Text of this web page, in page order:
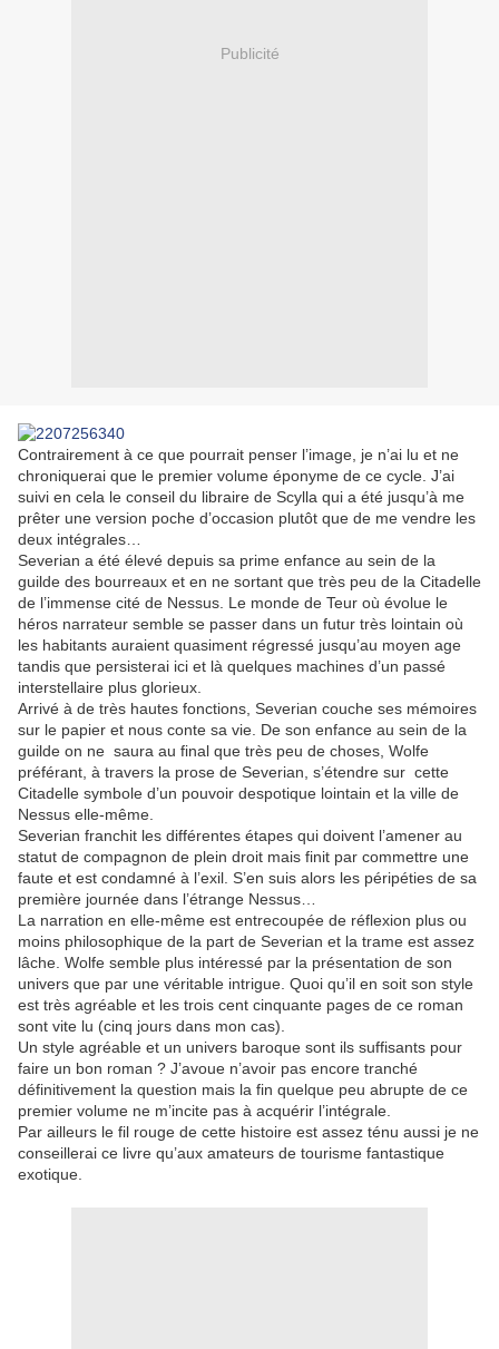
Publicité
Contrairement à ce que pourrait penser l’image, je n’ai lu et ne
chroniquerai que le premier volume éponyme de ce cycle. J’ai
suivi en cela le conseil du libraire de Scylla qui a été jusqu’à me
prêter une version poche d’occasion plutôt que de me vendre les
deux intégrales…
Severian a été élevé depuis sa prime enfance au sein de la
guilde des bourreaux et en ne sortant que très peu de la Citadelle
de l’immense cité de Nessus. Le monde de Teur où évolue le
héros narrateur semble se passer dans un futur très lointain où
les habitants auraient quasiment régressé jusqu’au moyen age
tandis que persisterai ici et là quelques machines d’un passé
interstellaire plus glorieux.
Arrivé à de très hautes fonctions, Severian couche ses mémoires
sur le papier et nous conte sa vie. De son enfance au sein de la
guilde on ne saura au final que très peu de choses, Wolfe
préférant, à travers la prose de Severian, s’étendre sur cette
Citadelle symbole d’un pouvoir despotique lointain et la ville de
Nessus elle-même.
Severian franchit les différentes étapes qui doivent l’amener au
statut de compagnon de plein droit mais finit par commettre une
faute et est condamné à l’exil. S’en suis alors les péripéties de sa
première journée dans l’étrange Nessus…
La narration en elle-même est entrecoupée de réflexion plus ou
moins philosophique de la part de Severian et la trame est assez
lâche. Wolfe semble plus intéressé par la présentation de son
univers que par une véritable intrigue. Quoi qu’il en soit son style
est très agréable et les trois cent cinquante pages de ce roman
sont vite lu (cinq jours dans mon cas).
Un style agréable et un univers baroque sont ils suffisants pour
faire un bon roman ? J’avoue n’avoir pas encore tranché
définitivement la question mais la fin quelque peu abrupte de ce
premier volume ne m’incite pas à acquérir l’intégrale.
Par ailleurs le fil rouge de cette histoire est assez ténu aussi je ne
conseillerai ce livre qu’aux amateurs de tourisme fantastique
exotique.